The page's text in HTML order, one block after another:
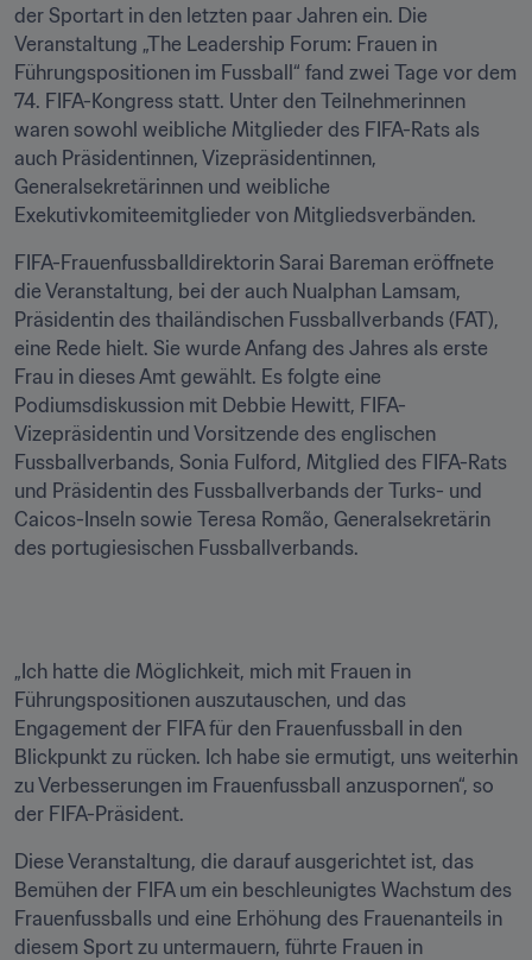
der Sportart in den letzten paar Jahren ein. Die
Veranstaltung „The Leadership Forum: Frauen in
Führungspositionen im Fussball“ fand zwei Tage vor dem
74. FIFA-Kongress statt. Unter den Teilnehmerinnen
waren sowohl weibliche Mitglieder des FIFA-Rats als
auch Präsidentinnen, Vizepräsidentinnen,
Generalsekretärinnen und weibliche
Exekutivkomiteemitglieder von Mitgliedsverbänden.
FIFA-Frauenfussballdirektorin Sarai Bareman eröffnete
die Veranstaltung, bei der auch Nualphan Lamsam,
Präsidentin des thailändischen Fussballverbands (FAT),
eine Rede hielt. Sie wurde Anfang des Jahres als erste
Frau in dieses Amt gewählt. Es folgte eine
Podiumsdiskussion mit Debbie Hewitt, FIFA-
Vizepräsidentin und Vorsitzende des englischen
Fussballverbands, Sonia Fulford, Mitglied des FIFA-Rats
und Präsidentin des Fussballverbands der Turks- und
Caicos-Inseln sowie Teresa Romão, Generalsekretärin
des portugiesischen Fussballverbands.
„Ich hatte die Möglichkeit, mich mit Frauen in
Führungspositionen auszutauschen, und das
Engagement der FIFA für den Frauenfussball in den
Blickpunkt zu rücken. Ich habe sie ermutigt, uns weiterhin
zu Verbesserungen im Frauenfussball anzuspornen“, so
der FIFA-Präsident.
Diese Veranstaltung, die darauf ausgerichtet ist, das
Bemühen der FIFA um ein beschleunigtes Wachstum des
Frauenfussballs und eine Erhöhung des Frauenanteils in
diesem Sport zu untermauern, führte Frauen in